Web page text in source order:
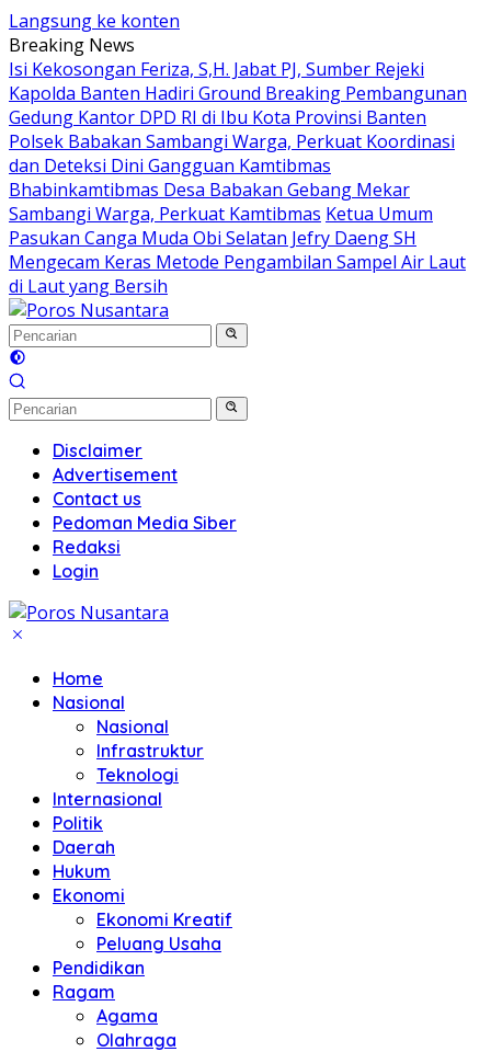
Langsung ke konten
Breaking News
Isi Kekosongan Feriza, S,H. Jabat PJ, Sumber Rejeki
Kapolda Banten Hadiri Ground Breaking Pembangunan
Gedung Kantor DPD RI di Ibu Kota Provinsi Banten
Polsek Babakan Sambangi Warga, Perkuat Koordinasi
dan Deteksi Dini Gangguan Kamtibmas
Bhabinkamtibmas Desa Babakan Gebang Mekar
Sambangi Warga, Perkuat Kamtibmas Ketua Umum
Pasukan Canga Muda Obi Selatan Jefry Daeng SH
Mengecam Keras Metode Pengambilan Sampel Air Laut
di Laut yang Bersih
Disclaimer
Advertisement
Contact us
Pedoman Media Siber
Redaksi
Login
Home
Nasional
Nasional
Infrastruktur
Teknologi
Internasional
Politik
Daerah
Hukum
Ekonomi
Ekonomi Kreatif
Peluang Usaha
Pendidikan
Ragam
Agama
Olahraga